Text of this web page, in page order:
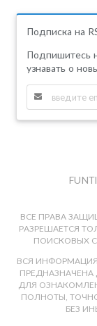
Подписка на
Подпишитесь
узнавать о
ВСЕ ПРАВА
РАЗРЕШАЕТСЯ
ПОИСКОВЫХ
ВСЯ
ДЛЯ
ПОЛНОТЫ,
БЕЗ